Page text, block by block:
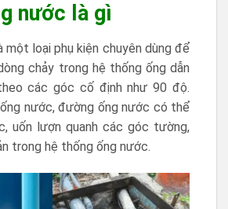
nước là gì
một loại phụ kiện chuyên dùng để
chảy trong hệ thống ống dẫn
các góc cố định như 90 độ.
nước, đường ống nước có thể
uốn lượn quanh các góc tường,
trong hệ thống ống nước.